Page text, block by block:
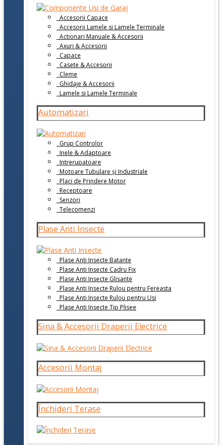
Accesorii Capace
Accesorii Lamele si Lamele Terminale
Actionari Manuale & Accesorii
Axuri & Accesorii
Capace
Casete & Accesorii
Cleme
Ghidaje & Accesorii
Lamele si Lamele Terminale
Automatizari
Grup Controlor
Inele & Adaptoare
Intrerupatoare
Motoare Tubulare și Industriale
Placi de Prindere Motor
Receptoare
Senzori
Telecomenzi
Plase Anti Insecte
Plase Anti Insecte Batante
Plase Anti Insecte Cadru Fix
Plase Anti Insecte Glisante
Plase Anti Insecte Rulou pentru Fereasta
Plase Anti Insecte Rulou pentru Usi
Plase Anti Insecte Tip Plisee
Sina & Accesorii Draperii Electrice
Accesorii Montaj
Închideri Terase